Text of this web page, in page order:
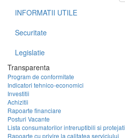
INFORMATII UTILE
Securitate
Legislatie
Transparenta
Program de conformitate
Indicatori tehnico-economici
Investitii
Achizitii
Rapoarte financiare
Posturi Vacante
Lista consumatorilor intreruptibili si protejati
Rapoarte cu privire la calitatea serviciului